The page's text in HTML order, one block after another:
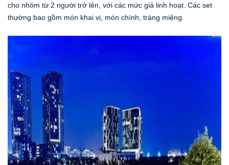
cho nhóm từ 2 người trở lên, với các mức giá linh hoạt. Các set
thường bao gồm món khai vị, món chính, tráng miệng.